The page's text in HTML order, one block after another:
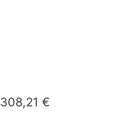
308,21 €